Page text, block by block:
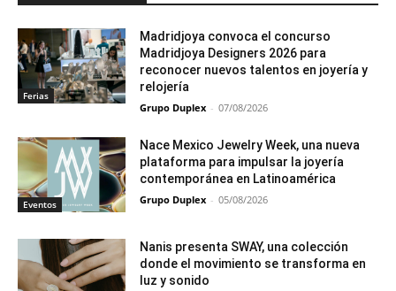
Ferias
Madridjoya convoca el concurso
Madridjoya Designers 2026 para
reconocer nuevos talentos en joyería y
relojería
Grupo Duplex - 07/08/2026
Eventos
Nace Mexico Jewelry Week, una nueva
plataforma para impulsar la joyería
contemporánea en Latinoamérica
Grupo Duplex - 05/08/2026
Nanis presenta SWAY, una colección
donde el movimiento se transforma en
luz y sonido